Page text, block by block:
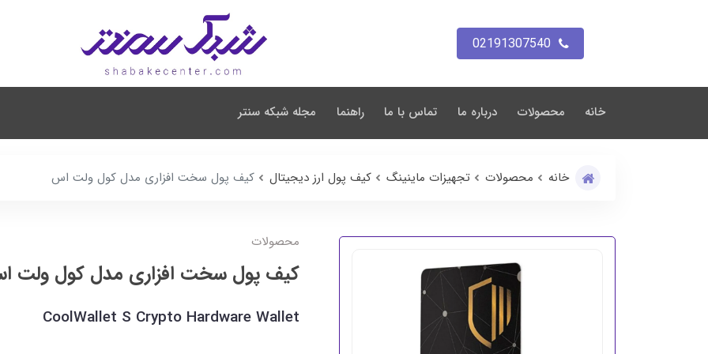
02191307540
خانه محصولات درباره ما تماس با ما راهنما مجله شبکه سنتر
خانه محصولات تجهیزات ماینینگ کیف پول ارز دیجیتال کیف پول سخت افزاری مدل کول ولت اس
محصولات
کیف پول سخت افزاری مدل کول ولت
CoolWallet S Crypto Hardware Wallet